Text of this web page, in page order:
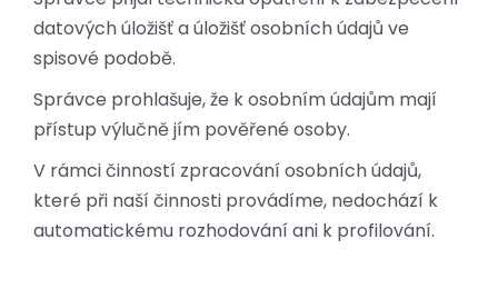
datových úložišť a úložišť osobních údajů ve
spisové podobě.
Správce prohlašuje, že k osobním údajům mají
přístup výlučně jím pověřené osoby.
V rámci činností zpracování osobních údajů,
které při naší činnosti provádíme, nedochází k
automatickému rozhodování ani k profilování.